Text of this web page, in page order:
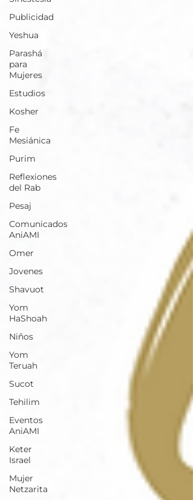
Publicidad
Yeshua
Parashá
para
Mujeres
Estudios
Kosher
Fe
Mesiánica
Purim
Reflexiones
del Rab
Pesaj
Comunicados
AniAMI
Omer
Jovenes
Shavuot
Yom
HaShoah
Niños
Yom
Teruah
Sucot
Tehilim
Eventos
AniAMI
Keter
Israel
Mujer
Netzarita